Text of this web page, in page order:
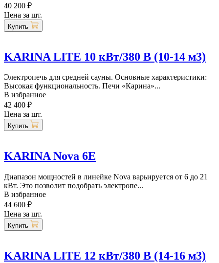
40 200 ₽
Цена за шт.
Купить
KARINA LITE 10 кВт/380 В (10-14 м3)
Электропечь для средней сауны. Основные характеристики:
Высокая функциональность. Печи «Карина»...
В избранное
42 400 ₽
Цена за шт.
Купить
KARINA Nova 6E
Диапазон мощностей в линейке Nova варьируется от 6 до 21
кВт. Это позволит подобрать электропе...
В избранное
44 600 ₽
Цена за шт.
Купить
KARINA LITE 12 кВт/380 В (14-16 м3)